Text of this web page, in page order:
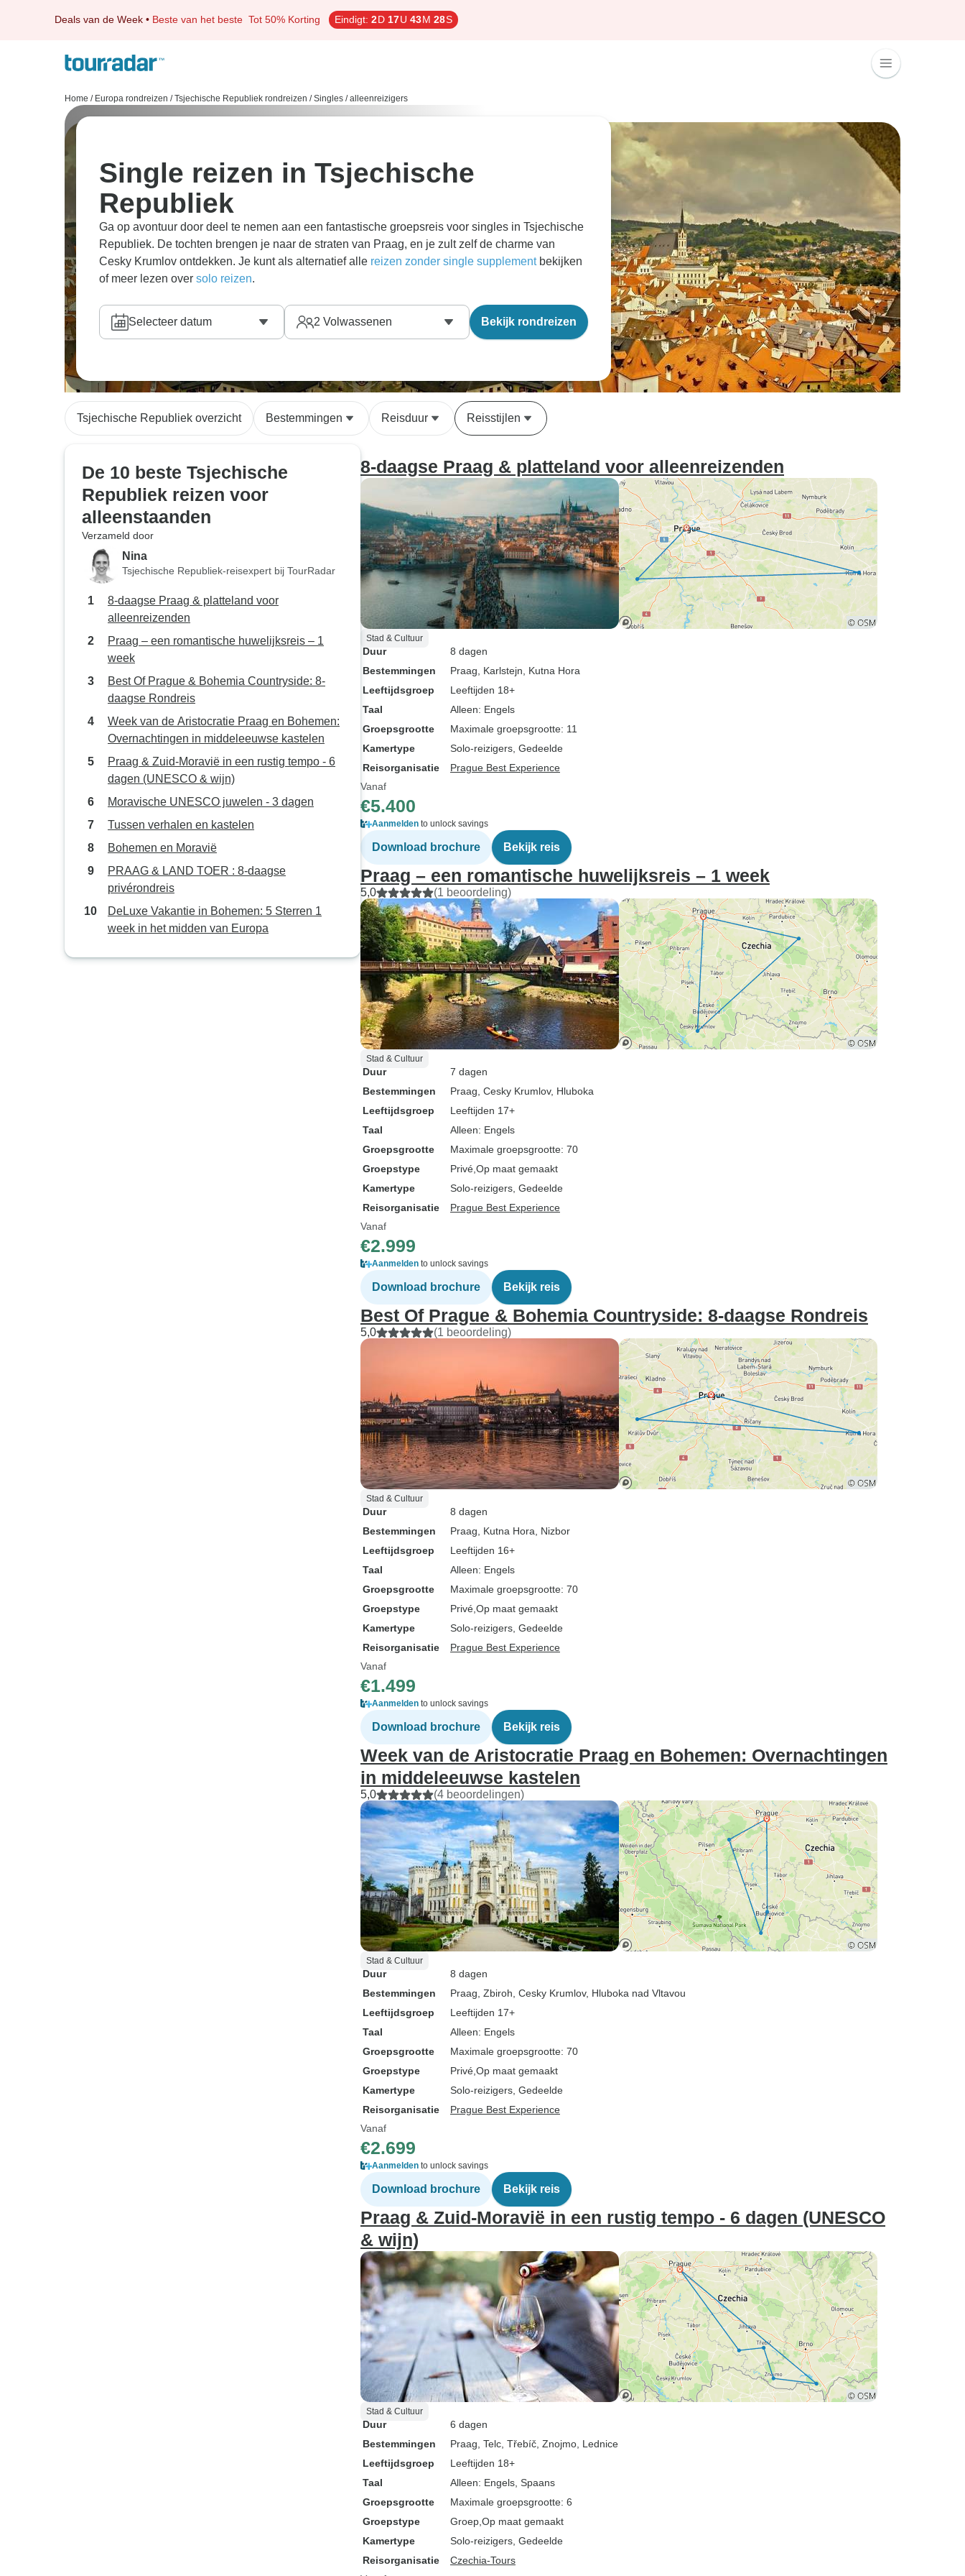
Deals van de Week • Beste van het beste Tot 50% Korting Eindigt: 2D 17U 43M 27S
Home / Europa rondreizen / Tsjechische Republiek rondreizen / Singles / alleenreizigers
Single reizen in Tsjechische
Republiek
Ga op avontuur door deel te nemen aan een fantastische groepsreis voor singles in Tsjechische
Republiek. De tochten brengen je naar de straten van Praag, en je zult zelf de charme van
Cesky Krumlov ontdekken. Je kunt als alternatief alle reizen zonder single supplement bekijken
of meer lezen over solo reizen.
Selecteer datum 2 Volwassenen Bekijk rondreizen
Tsjechische Republiek overzicht Bestemmingen Reisduur Reisstijlen
De 10 beste Tsjechische
Republiek reizen voor
alleenstaanden
Verzameld door
Nina
Tsjechische Republiek-reisexpert bij TourRadar
8-daagse Praag & platteland voor
alleenreizenden
Praag – een romantische huwelijksreis – 1
week
Best Of Prague & Bohemia Countryside: 8-
daagse Rondreis
Week van de Aristocratie Praag en Bohemen:
Overnachtingen in middeleeuwse kastelen
Praag & Zuid-Moravië in een rustig tempo - 6
dagen (UNESCO & wijn)
Moravische UNESCO juwelen - 3 dagen
Tussen verhalen en kastelen
Bohemen en Moravië
PRAAG & LAND TOER : 8-daagse
privérondreis
DeLuxe Vakantie in Bohemen: 5 Sterren 1
week in het midden van Europa
8-daagse Praag & platteland voor alleenreizenden
Stad & Cultuur
Duur
8 dagen
Bestemmingen
Praag , Karlstejn , Kutna Hora
Leeftijdsgroep
Leeftijden 18+
Taal
Alleen: Engels
Groepsgrootte
Maximale groepsgrootte: 11
Kamertype
Solo-reizigers, Gedeelde
Reisorganisatie
Prague Best Experience
Vanaf
€5.400
Aanmelden to unlock savings
Download brochure Bekijk reis
Praag – een romantische huwelijksreis – 1 week
5,0 (1 beoordeling)
Stad & Cultuur
Duur
7 dagen
Bestemmingen
Praag , Cesky Krumlov, Hluboka
Leeftijdsgroep
Leeftijden 17+
Taal
Alleen: Engels
Groepsgrootte
Maximale groepsgrootte: 70
Groepstype
Privé Op maat gemaakt
Kamertype
Solo-reizigers, Gedeelde
Reisorganisatie
Prague Best Experience
Vanaf
€2.999
Aanmelden to unlock savings
Download brochure Bekijk reis
Best Of Prague & Bohemia Countryside: 8-daagse Rondreis
5,0 (1 beoordeling)
Stad & Cultuur
Duur
8 dagen
Bestemmingen
Praag , Kutna Hora , Nizbor
Leeftijdsgroep
Leeftijden 16+
Taal
Alleen: Engels
Groepsgrootte
Maximale groepsgrootte: 70
Groepstype
Privé Op maat gemaakt
Kamertype
Solo-reizigers, Gedeelde
Reisorganisatie
Prague Best Experience
Vanaf
€1.499
Aanmelden to unlock savings
Download brochure Bekijk reis
Week van de Aristocratie Praag en Bohemen: Overnachtingen
in middeleeuwse kastelen
5,0 (4 beoordelingen)
Stad & Cultuur
Duur
8 dagen
Bestemmingen
Praag , Zbiroh , Cesky Krumlov, Hluboka nad Vltavou
Leeftijdsgroep
Leeftijden 17+
Taal
Alleen: Engels
Groepsgrootte
Maximale groepsgrootte: 70
Groepstype
Privé Op maat gemaakt
Kamertype
Solo-reizigers, Gedeelde
Reisorganisatie
Prague Best Experience
Vanaf
€2.699
Aanmelden to unlock savings
Download brochure Bekijk reis
Praag & Zuid-Moravië in een rustig tempo - 6 dagen (UNESCO
& wijn)
Stad & Cultuur
Duur
6 dagen
Bestemmingen
Praag , Telc , Třebíč , Znojmo , Lednice
Leeftijdsgroep
Leeftijden 18+
Taal
Alleen: Engels, Spaans
Groepsgrootte
Maximale groepsgrootte: 6
Groepstype
Groep Op maat gemaakt
Kamertype
Solo-reizigers, Gedeelde
Reisorganisatie
Czechia-Tours